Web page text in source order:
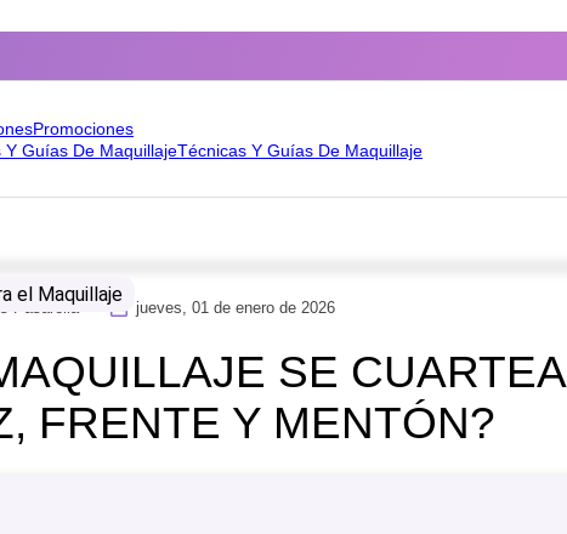
Promociones
Técnicas Y Guías De Maquillaje
el Maquillaje
Pasarella jueves, 01 de enero de 2026
SE CUARTEA
FRENTE Y MENTÓN?